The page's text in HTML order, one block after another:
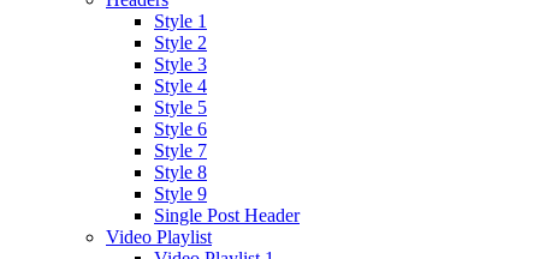
Style 1
Style 2
Style 3
Style 4
Style 5
Style 6
Style 7
Style 8
Style 9
Single Post Header
Video Playlist